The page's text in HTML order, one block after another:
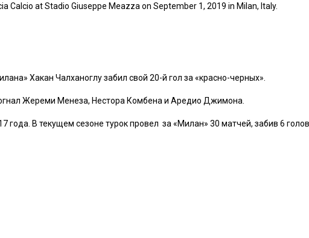
Calcio at Stadio Giuseppe Meazza on September 1, 2019 in Milan, Italy.
Хакан Чалханоглу забил свой 20-й гол за «красно-черных».
Жереми Менеза, Нестора Комбена и Аредио Джимона.
В текущем сезоне турок провел за «Милан» 30 матчей, забив 6 голов